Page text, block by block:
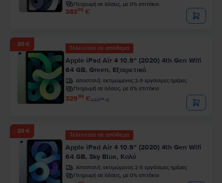
Πληρωμή σε δόσεις, με 0% επιτόκιο
38399 €
- 20 €
Τελευταίο σε απόθεμα
Apple iPad Air 4 10.9" (2020) 4th Gen Wifi
64 GB, Green, Εξαιρετικό
Αποστολή: εκτιμώμενος 2-5 εργάσιμες ημέρες
Πληρωμή σε δόσεις, με 0% επιτόκιο
32999 €34999€
- 20 €
Τελευταίο σε απόθεμα
Apple iPad Air 4 10.9" (2020) 4th Gen Wifi
64 GB, Sky Blue, Καλό
Αποστολή: εκτιμώμενος 2-5 εργάσιμες ημέρες
Πληρωμή σε δόσεις, με 0% επιτόκιο